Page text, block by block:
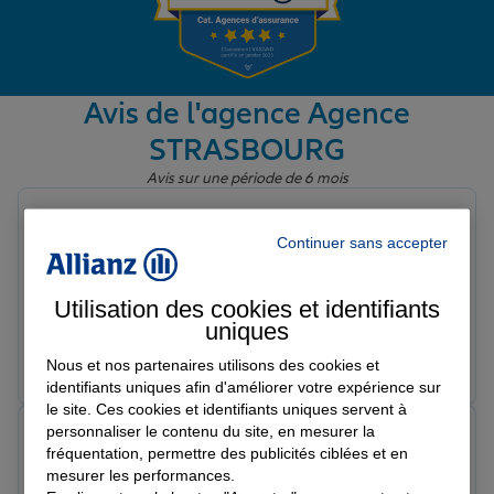
Garantie des accidents de la vie
Assurance scolaire
Retraite
Tous nos devis d'assurance
Avis de l'agence Agence
STRASBOURG
Avis sur une période de 6 mois
Le 15/04/2026 - Agence STRASBOURG
Accueil chaleureux et agréable au sein de l’agence par
le conseiller Bilal
Prendre un RDV Voir l'agence
Note de 5 sur 5
Le 05/03/2026 - Agence STRASBOURG
Denovan F.
Continuer sans accepter
Utilisation des cookies et identifiants
uniques
Nous et nos partenaires utilisons des cookies et
identifiants uniques afin d'améliorer votre expérience sur
le site. Ces cookies et identifiants uniques servent à
personnaliser le contenu du site, en mesurer la
fréquentation, permettre des publicités ciblées et en
mesurer les performances.